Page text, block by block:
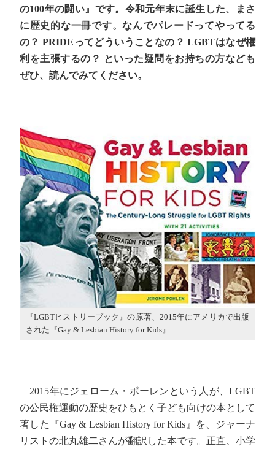
の100年の闘い』です。令和元年末に誕生した、まさ
に歴史的な一冊です。なんでパレードってやってる
の？ PRIDEってどういうことなの？ LGBTはなぜ権
利を主張するの？ といった疑問をお持ちの方なども
ぜひ、読んでみてください。
『LGBTヒストリーブック』の原著、2015年にアメリカで出版
された『Gay & Lesbian History for Kids』
2015年にジェローム・ポーレンという人が、LGBT
の公民権運動の歴史をひもとく子ども向けの本として
著した『Gay & Lesbian History for Kids』を、ジャーナ
リストの北丸雄二さんが翻訳した本です。正直、小学